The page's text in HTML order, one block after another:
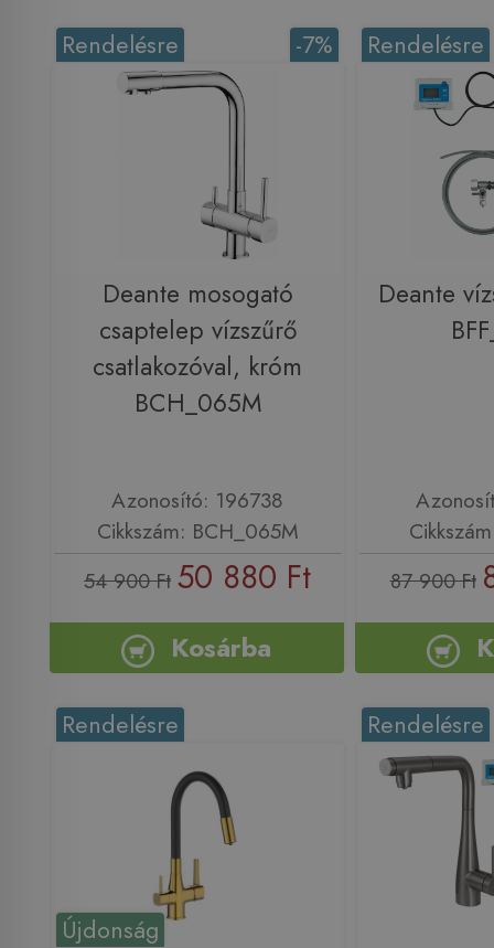
-7%
Rendelésre
Deante mosogató
csaptelep vízszűrő
csatlakozóval, króm
BCH_065M
Azonosító: 196738
Cikkszám: BCH_065M
54 900 Ft 50 880 Ft
Kosárba
Rendelésre
Deante
87 900 Ft
Újdonság
Rendelésre Rendelésre